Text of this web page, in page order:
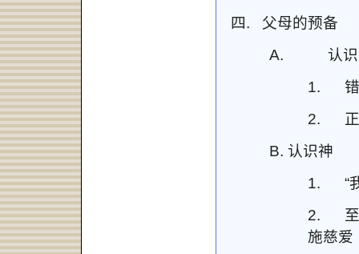
四.
父母的预备
A.
认
1.
2.
B. 认识神
1.
“
2.
施慈爱